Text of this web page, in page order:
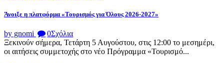
Άνοιξε η πλατφόρμα «Τουρισμός για Όλους 2026-2027»
by gnomi 0Σχόλια
Ξεκινούν σήμερα, Τετάρτη 5 Αυγούστου, στις 12:00 το μεσημέρι,
οι αιτήσεις συμμετοχής στο νέο Πρόγραμμα «Τουρισμό...